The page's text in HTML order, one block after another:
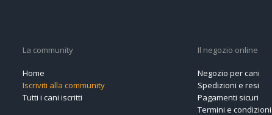
La community
Home
Iscriviti alla community
Tutti i cani iscritti
Il negozio online
Negozio per cani
Spedizioni e resi
Pagamenti sicuri
Termini e condizioni